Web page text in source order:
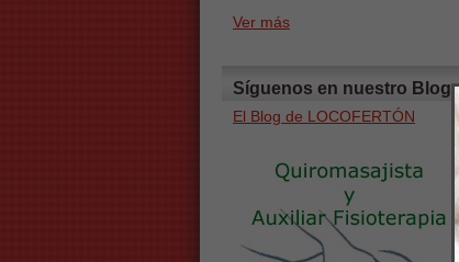
Ver más
Síguenos en nuestro Blog
El Blog de LOCOFERTÓN